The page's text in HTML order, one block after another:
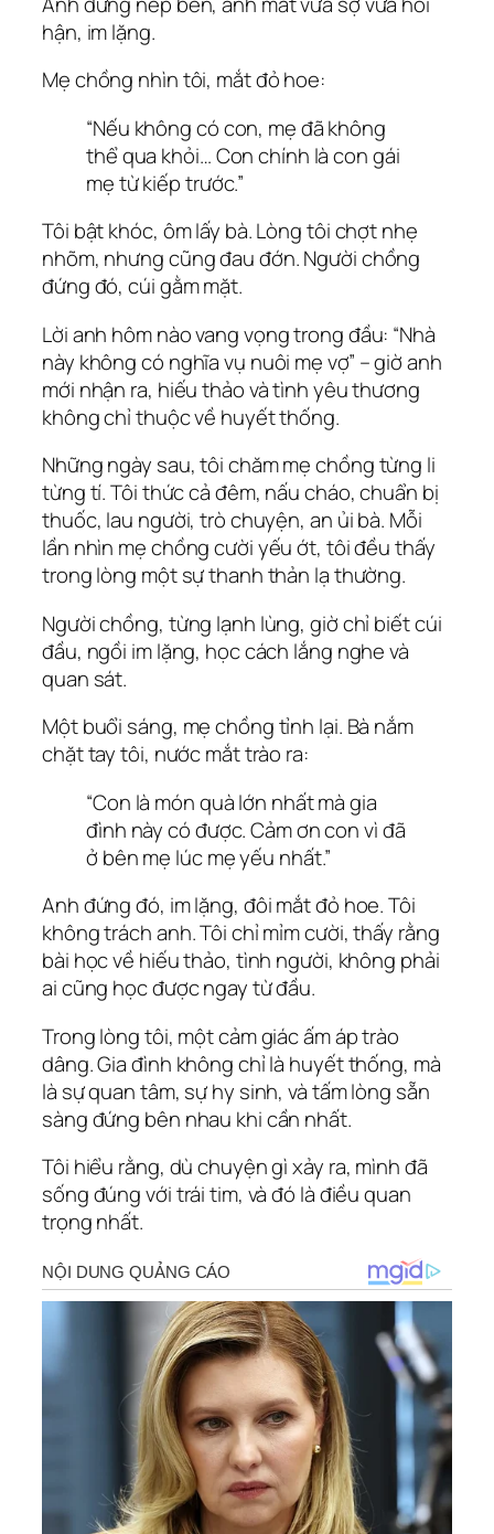
hận, im lặng.
Mẹ chồng nhìn tôi, mắt đỏ hoe:
“Nếu không có con, mẹ đã không
thể qua khỏi… Con chính là con gái
mẹ từ kiếp trước.”
Tôi bật khóc, ôm lấy bà. Lòng tôi chợt nhẹ
nhõm, nhưng cũng đau đớn. Người chồng
đứng đó, cúi gằm mặt.
Lời anh hôm nào vang vọng trong đầu: “Nhà
này không có nghĩa vụ nuôi mẹ vợ” – giờ anh
mới nhận ra, hiếu thảo và tình yêu thương
không chỉ thuộc về huyết thống.
Những ngày sau, tôi chăm mẹ chồng từng li
từng tí. Tôi thức cả đêm, nấu cháo, chuẩn bị
thuốc, lau người, trò chuyện, an ủi bà. Mỗi
lần nhìn mẹ chồng cười yếu ớt, tôi đều thấy
trong lòng một sự thanh thản lạ thường.
Người chồng, từng lạnh lùng, giờ chỉ biết cúi
đầu, ngồi im lặng, học cách lắng nghe và
quan sát.
Một buổi sáng, mẹ chồng tỉnh lại. Bà nắm
chặt tay tôi, nước mắt trào ra:
“Con là món quà lớn nhất mà gia
đình này có được. Cảm ơn con vì đã
ở bên mẹ lúc mẹ yếu nhất.”
Anh đứng đó, im lặng, đôi mắt đỏ hoe. Tôi
không trách anh. Tôi chỉ mỉm cười, thấy rằng
bài học về hiếu thảo, tình người, không phải
ai cũng học được ngay từ đầu.
Trong lòng tôi, một cảm giác ấm áp trào
dâng. Gia đình không chỉ là huyết thống, mà
là sự quan tâm, sự hy sinh, và tấm lòng sẵn
sàng đứng bên nhau khi cần nhất.
Tôi hiểu rằng, dù chuyện gì xảy ra, mình đã
sống đúng với trái tim, và đó là điều quan
trọng nhất.